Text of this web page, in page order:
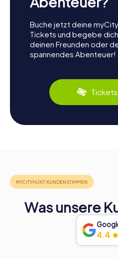
Buche jetzt deine
Tickets und begebe
deinen Freunden oder
spannendes Abenteuer!
Was unsere
4.4